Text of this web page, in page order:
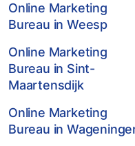
Online Marketing
Bureau in Weesp
Online Marketing
Bureau in Sint-
Maartensdijk
Online Marketing
Bureau in